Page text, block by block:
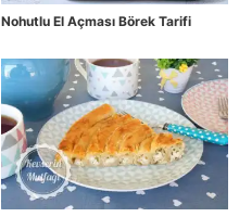
Nohutlu El Açması Börek Tarifi